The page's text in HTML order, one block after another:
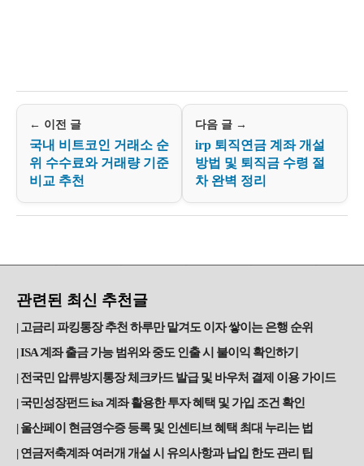
← 이전 글
국내 비트코인 거래소 순
위 수수료와 거래량 기준
비교 추천
다음 글 →
irp 퇴직연금 계좌 개설
방법 및 퇴직금 수령 절
차 완벽 정리
관련된 최신 추천글
고금리 파킹통장 추천 하루만 맡겨도 이자 쌓이는 은행 순위
ISA 계좌 출금 가능 범위와 중도 인출 시 불이익 확인하기
전국민 압류방지통장 체크카드 발급 및 바우처 결제 이용 가이드
국민성장펀드 isa 계좌 활용한 투자 혜택 및 가입 조건 확인
울산페이 현금영수증 등록 및 인센티브 혜택 최대 누리는 법
연금저축계좌 여러개 개설 시 유의사항과 납입 한도 관리 팁